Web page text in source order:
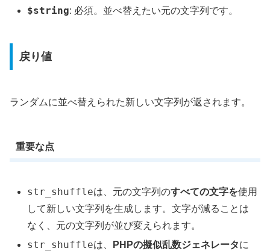
$string: 必須。並べ替えたい元の文字列です。
戻り値
ランダムに並べ替えられた新しい文字列が返されます。
重要な点
str_shuffleは、元の文字列のすべての文字を使用
して新しい文字列を生成します。文字が減ることは
なく、元の文字列が並び変えられます。
str_shuffleは、 PHPの擬似乱数ジェネレータに